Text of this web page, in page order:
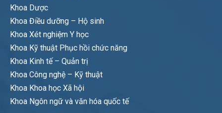
Khoa Dược
Khoa Điều dưỡng – Hộ sinh
Khoa Xét nghiệm Y học
Khoa Kỹ thuật Phục hồi chức năng
Khoa Kinh tế – Quản trị
Khoa Công nghệ – Kỹ thuật
Khoa Khoa học Xã hội
Khoa Ngôn ngữ và văn hóa quốc tế